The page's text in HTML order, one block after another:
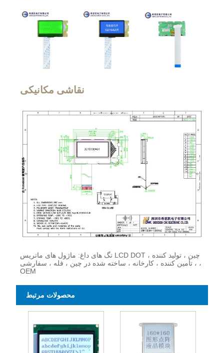
نقاشی مکانیکی
تگ های داغ: ماژول های ماتریس LCD DOT ، چین ، تولید کننده
، تأمین کننده ، کارخانه ، ساخته شده در چین ، فله ، سفارشی ،
OEM
محصولات مرتبط